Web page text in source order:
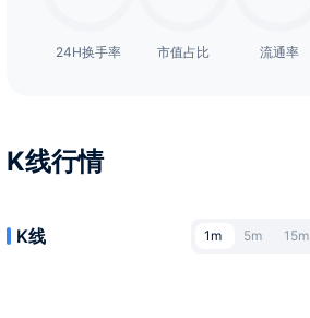
24H换手率 市值占比 流通率
K线行情
K线 1m 5m 15m